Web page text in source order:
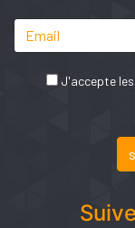
J'accepte les